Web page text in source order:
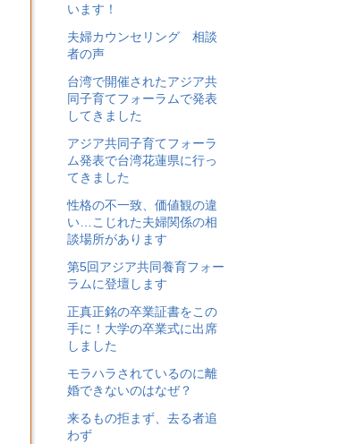
います！
夫婦カウンセリング 相談
者の声
台湾で開催されたアジア共
同子育てフォーラムで発表
してきました
アジア共同子育てフォーラ
ム発表で台湾花蓮県に行っ
てきました
性格の不一致、価値観の違
い…こじれた夫婦関係の相
談場所があります
第5回アジア共同養育フォー
ラムに登壇します
正真正銘の卒業証書をこの
手に！大学の卒業式に出席
しました
モラハラされているのに離
婚できないのはなぜ？
来るもの拒まず、去る者追
わず